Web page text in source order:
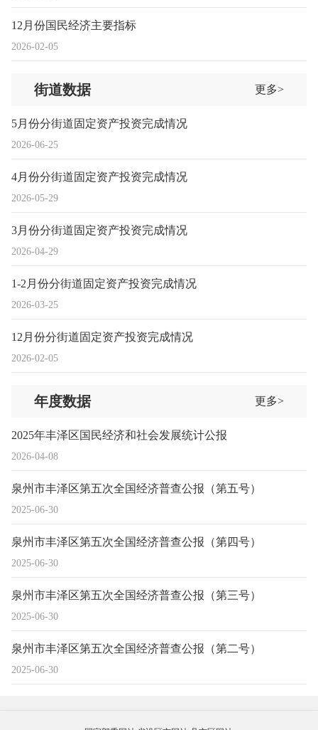
2026-02-05
12月份国民经济主要指标
街道数据 更多>
2026-06-25
5月份分街道固定资产投资完成情况
2026-05-29
4月份分街道固定资产投资完成情况
2026-04-29
3月份分街道固定资产投资完成情况
2026-03-25
1-2月份分街道固定资产投资完成情况
2026-02-05
12月份分街道固定资产投资完成情况
年度数据 更多>
2026-04-08
2025年丰泽区国民经济和社会发展统计公报
2025-06-30
泉州市丰泽区第五次全国经济普查公报（第五号）
2025-06-30
泉州市丰泽区第五次全国经济普查公报（第四号）
2025-06-30
泉州市丰泽区第五次全国经济普查公报（第三号）
2025-06-30
泉州市丰泽区第五次全国经济普查公报（第二号）